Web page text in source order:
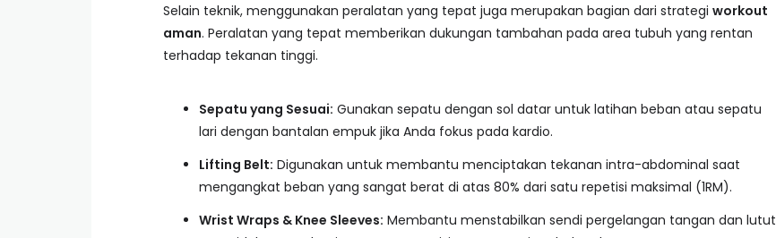
Selain teknik, menggunakan peralatan yang tepat juga merupakan bagian dari strategi workout
aman. Peralatan yang tepat memberikan dukungan tambahan pada area tubuh yang rentan
terhadap tekanan tinggi.
Sepatu yang Sesuai: Gunakan sepatu dengan sol datar untuk latihan beban atau sepatu
lari dengan bantalan empuk jika Anda fokus pada kardio.
Lifting Belt: Digunakan untuk membantu menciptakan tekanan intra-abdominal saat
mengangkat beban yang sangat berat di atas 80% dari satu repetisi maksimal (1RM).
Wrist Wraps & Knee Sleeves: Membantu menstabilkan sendi pergelangan tangan dan lutut